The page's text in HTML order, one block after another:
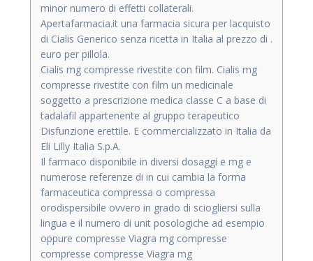
minor numero di effetti collaterali.
Apertafarmacia.it una farmacia sicura per lacquisto
di Cialis Generico senza ricetta in Italia al prezzo di .
euro per pillola.
Cialis mg compresse rivestite con film. Cialis mg
compresse rivestite con film un medicinale
soggetto a prescrizione medica classe C a base di
tadalafil appartenente al gruppo terapeutico
Disfunzione erettile. E commercializzato in Italia da
Eli Lilly Italia S.p.A.
Il farmaco disponibile in diversi dosaggi e mg e
numerose referenze di in cui cambia la forma
farmaceutica compressa o compressa
orodispersibile ovvero in grado di sciogliersi sulla
lingua e il numero di unit posologiche ad esempio
oppure compresse Viagra mg compresse
compresse compresse Viagra mg